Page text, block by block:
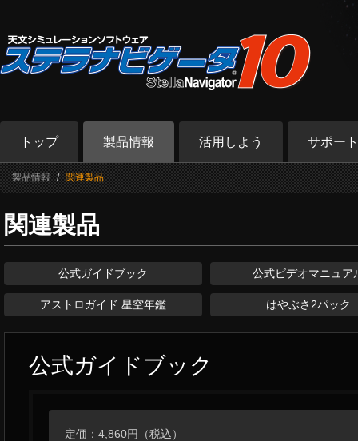
トップ 製品情報 活用しよう サポー
製品情報 関連製品
関連製品
公式ガイドブック 公式ビデオマニュア
アストロガイド 星空年鑑 はやぶさ2パック
公式ガイドブック
定価：4,860円（税込）